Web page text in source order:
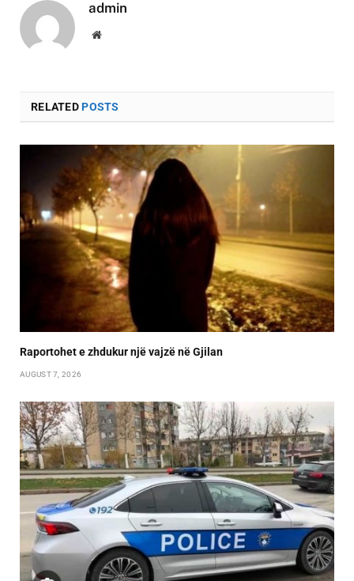
admin
Website
RELATEDPOSTS
Raportohet e zhdukur një vajzë në Gjilan
AUGUST 7, 2026